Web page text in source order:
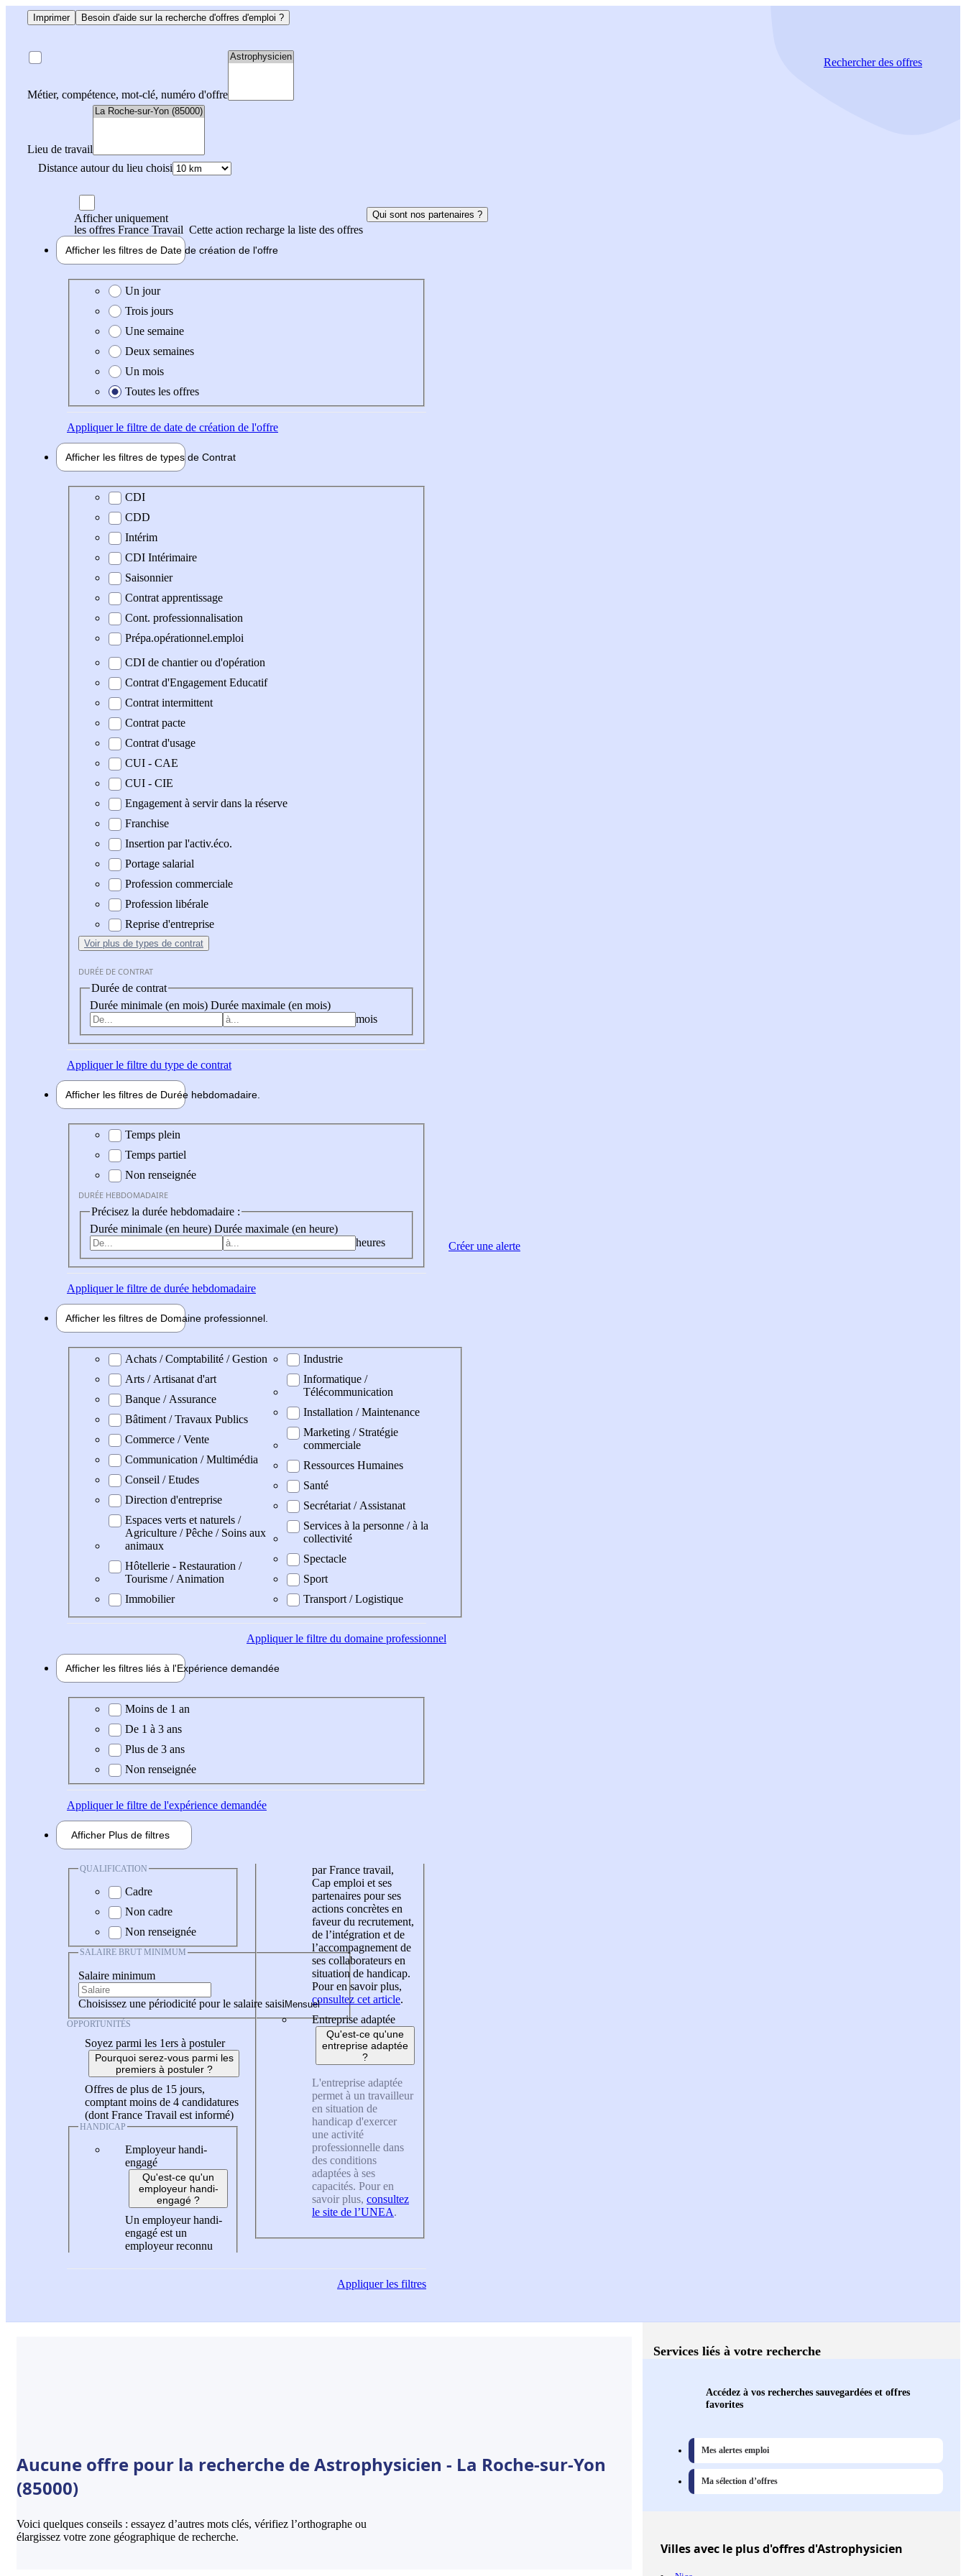
Imprimer Besoin d'aide sur la recherche d'offres d'emploi ?
Métier, compétence, mot-clé, numéro d'offre
Lieu de travail
Distance autour du lieu choisi
Rechercherdes offres
Afficher uniquement
les offres France Travail Cette action recharge la liste des offres
Qui sont nos partenaires ?
Afficher les filtres de Date de création de l'offre
Date de création de l'offre
Un jour
Trois jours
Une semaine
Deux semaines
Un mois
Toutes les offres
Appliquerle filtre de date de création de l'offre
Afficher les filtres de types de Contrat
Type de contrat
CDI
CDD
Intérim
CDI Intérimaire
Saisonnier
Contrat apprentissage
Cont. professionnalisation
Prépa.opérationnel.emploi
CDI de chantier ou d'opération
Contrat d'Engagement Educatif
Contrat intermittent
Contrat pacte
Contrat d'usage
CUI - CAE
CUI - CIE
Engagement à servir dans la réserve
Franchise
Insertion par l'activ.éco.
Portage salarial
Profession commerciale
Profession libérale
Reprise d'entreprise
Voir plus de types de contrat
DURÉE DE CONTRAT
Durée de contrat
Durée minimale (en mois) Durée maximale (en mois)
mois
Appliquerle filtre du type de contrat
Afficher les filtres de Durée hebdomadaire
Durée hebdomadaire
Temps plein
Temps partiel
Non renseignée
DURÉE HEBDOMADAIRE
Précisez la durée hebdomadaire :
Durée minimale (en heure) Durée maximale (en heure)
heures
Appliquerle filtre de durée hebdomadaire
Afficher les filtres de Domaine professionnel
Domaine professionel
Achats / Comptabilité / Gestion
Arts / Artisanat d'art
Banque / Assurance
Bâtiment / Travaux Publics
Commerce / Vente
Communication / Multimédia
Conseil / Etudes
Direction d'entreprise
Espaces verts et naturels /
Agriculture / Pêche / Soins aux
animaux
Hôtellerie - Restauration /
Tourisme / Animation
Immobilier
Industrie
Informatique /
Télécommunication
Installation / Maintenance
Marketing / Stratégie
commerciale
Ressources Humaines
Santé
Secrétariat / Assistanat
Services à la personne / à la
collectivité
Spectacle
Sport
Transport / Logistique
Appliquerle filtre du domaine professionnel
Afficher les filtres liés à l'Expérience demandée
Expérience demandée
Moins de 1 an
De 1 à 3 ans
Plus de 3 ans
Non renseignée
Appliquerle filtre de l'expérience demandée
Afficher Plus de filtres
QUALIFICATION
Cadre
Non cadre
Non renseignée
SALAIRE BRUT MINIMUM
Salaire minimum
Choisissez une périodicité pour le salaire saisi
OPPORTUNITÉS
Soyez parmi les 1ers à postuler
Pourquoi serez-vous parmi les
premiers à postuler ?
Offres de plus de 15 jours,
comptant moins de 4 candidatures
(dont France Travail est informé)
HANDICAP
Employeur handi-
engagé
Qu'est-ce qu'un
employeur handi-
engagé ?
Un employeur handi-
engagé est un
employeur reconnu
par France travail,
Cap emploi et ses
partenaires pour ses
actions concrètes en
faveur du recrutement,
de l’intégration et de
l’accompagnement de
ses collaborateurs en
situation de handicap.
Pour en savoir plus,
consultez cet article.
Entreprise adaptée
Qu'est-ce qu'une
entreprise adaptée
?
L'entreprise adaptée
permet à un travailleur
en situation de
handicap d'exercer
une activité
professionnelle dans
des conditions
adaptées à ses
capacités. Pour en
savoir plus, consultez
le site de l’UNEA.
Appliquerles filtres
Créer une alerte
Aucune offre pour la recherche de Astrophysicien - La Roche-sur-Yon
(85000)
Voici quelques conseils : essayez d’autres mots clés, vérifiez l’orthographe ou
élargissez votre zone géographique de recherche.
Services liés à votre recherche
Accédez à vos recherches sauvegardées et offres
favorites
Mes alertes emploi
Ma sélection d’offres
Villesavec le plus d'offres d'Astrophysicien